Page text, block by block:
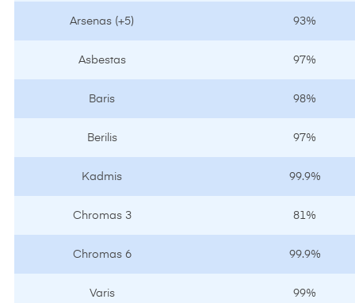
Arsenas (+5) 93%
Asbestas 97%
Baris 98%
Berilis 97%
Kadmis 99.9%
Chromas 3 81%
Chromas 6 99.9%
Varis 99%